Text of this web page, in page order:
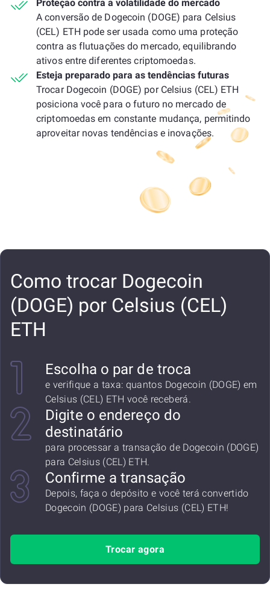
Proteção contra a volatilidade do mercado
A conversão de Dogecoin (DOGE) para Celsius
(CEL) ETH pode ser usada como uma proteção
contra as flutuações do mercado, equilibrando
ativos entre diferentes criptomoedas.
Esteja preparado para as tendências futuras
Trocar Dogecoin (DOGE) por Celsius (CEL) ETH
posiciona você para o futuro no mercado de
criptomoedas em constante mudança, permitindo
aproveitar novas tendências e inovações.
Como trocar Dogecoin
(DOGE) por Celsius (CEL)
ETH
Escolha o par de troca
e verifique a taxa: quantos Dogecoin (DOGE) em
Celsius (CEL) ETH você receberá.
Digite o endereço do
destinatário
para processar a transação de Dogecoin (DOGE)
para Celsius (CEL) ETH.
Confirme a transação
Depois, faça o depósito e você terá convertido
Dogecoin (DOGE) para Celsius (CEL) ETH!
Trocar agora